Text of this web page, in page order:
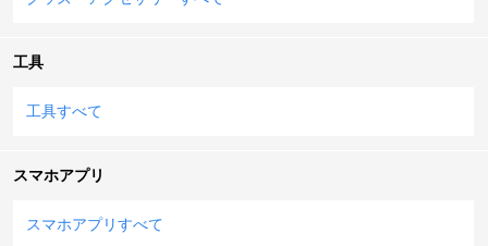
工具
工具すべて
スマホアプリ
スマホアプリすべて